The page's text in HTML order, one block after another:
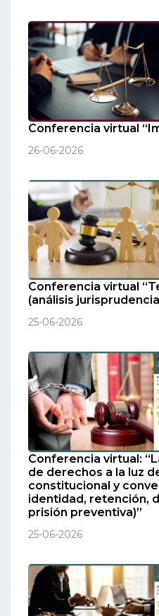
Conferencia virtual
26-06-2026
Conferencia virtual
(análisis
25-06-2026
Conferencia virtual:
de derechos a la luz
constitucional y
identidad, retención,
prisión preventiva)”
25-06-2026